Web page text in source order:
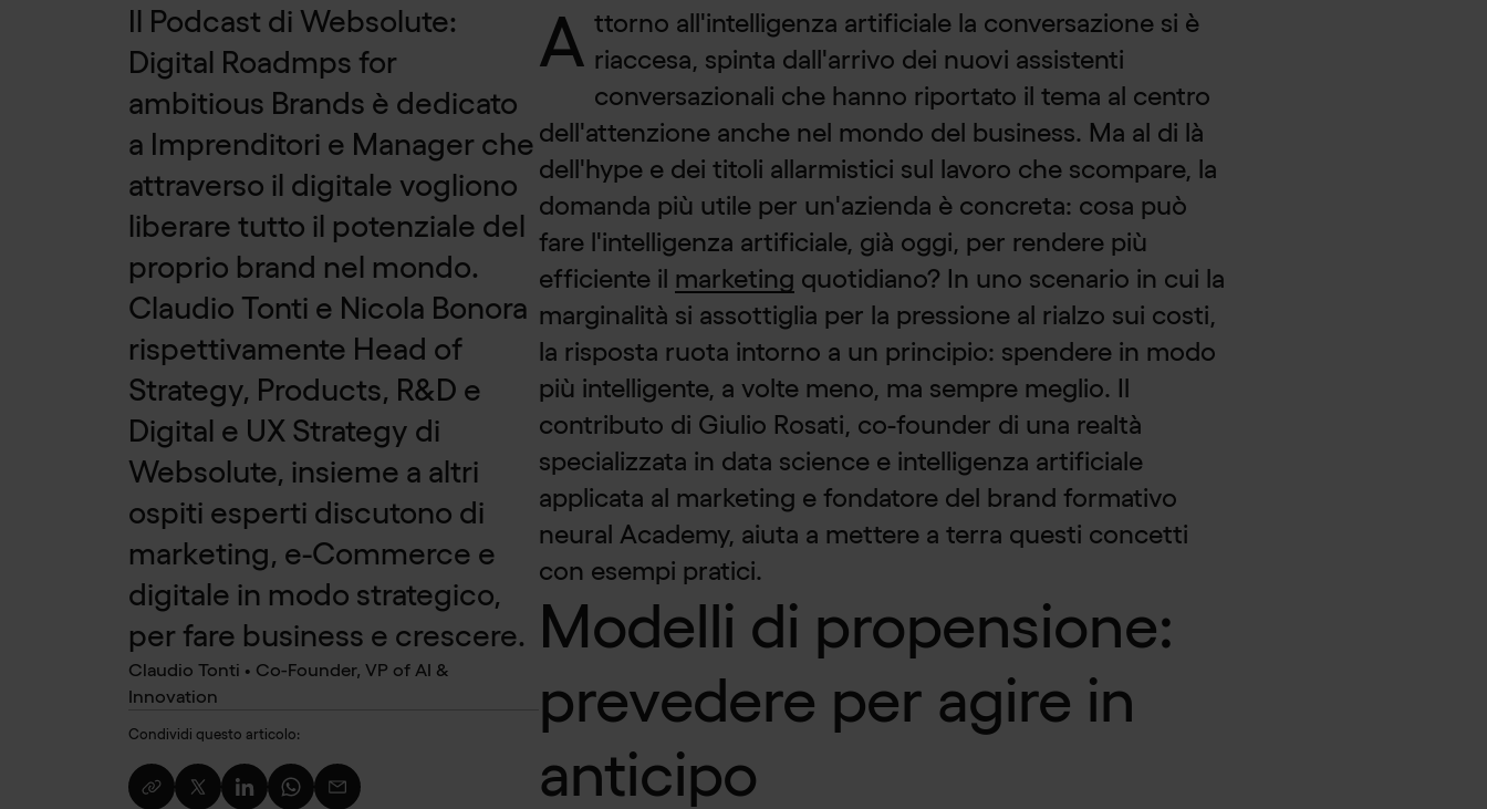
Il Podcast di Websolute:
Digital Roadmps for
ambitious Brands è dedicato
a Imprenditori e Manager che
attraverso il digitale vogliono
liberare tutto il potenziale del
proprio brand nel mondo.
Claudio Tonti e Nicola Bonora
rispettivamente Head of
Strategy, Products, R&D e
Digital e UX Strategy di
Websolute, insieme a altri
ospiti esperti discutono di
marketing, e-Commerce e
digitale in modo strategico,
per fare business e crescere.
Claudio Tonti • Co-Founder, VP of AI &
Innovation
Condividi questo articolo:
A ttorno all'intelligenza artificiale la conversazione si è
riaccesa, spinta dall'arrivo dei nuovi assistenti
conversazionali che hanno riportato il tema al centro
dell'attenzione anche nel mondo del business. Ma al di là
dell'hype e dei titoli allarmistici sul lavoro che scompare, la
domanda più utile per un'azienda è concreta: cosa può
fare l'intelligenza artificiale, già oggi, per rendere più
efficiente il marketing quotidiano? In uno scenario in cui la
marginalità si assottiglia per la pressione al rialzo sui costi,
la risposta ruota intorno a un principio: spendere in modo
più intelligente, a volte meno, ma sempre meglio. Il
contributo di Giulio Rosati, co-founder di una realtà
specializzata in data science e intelligenza artificiale
applicata al marketing e fondatore del brand formativo
neural Academy, aiuta a mettere a terra questi concetti
con esempi pratici.
Modelli di propensione:
prevedere per agire in
anticipo